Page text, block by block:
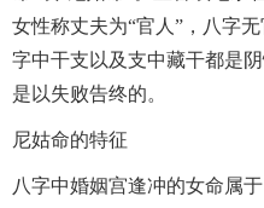
女性称丈夫为“官人”，八字
字中干支以及支中藏干都是
是以失败告终的。
尼姑命的特征
八字中婚姻宫逢冲的女命属于